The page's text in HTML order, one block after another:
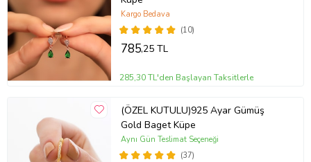
(10)
Kargo Bedava
785,25 TL
285,30 TL'den Başlayan Taksitlerle
(ÖZEL KUTULU)925 Ayar Gümüş
Gold Baget Küpe
(37)
Aynı Gün Teslimat Seçeneği